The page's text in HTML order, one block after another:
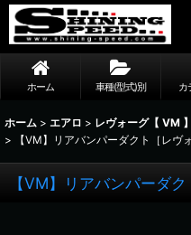
ホーム 車種(型式)別 カ
ホーム > エアロ > レヴォーグ【 VM 】
>
【VM】リアバンパーダクト［レヴ
【VM】リアバンパーダク